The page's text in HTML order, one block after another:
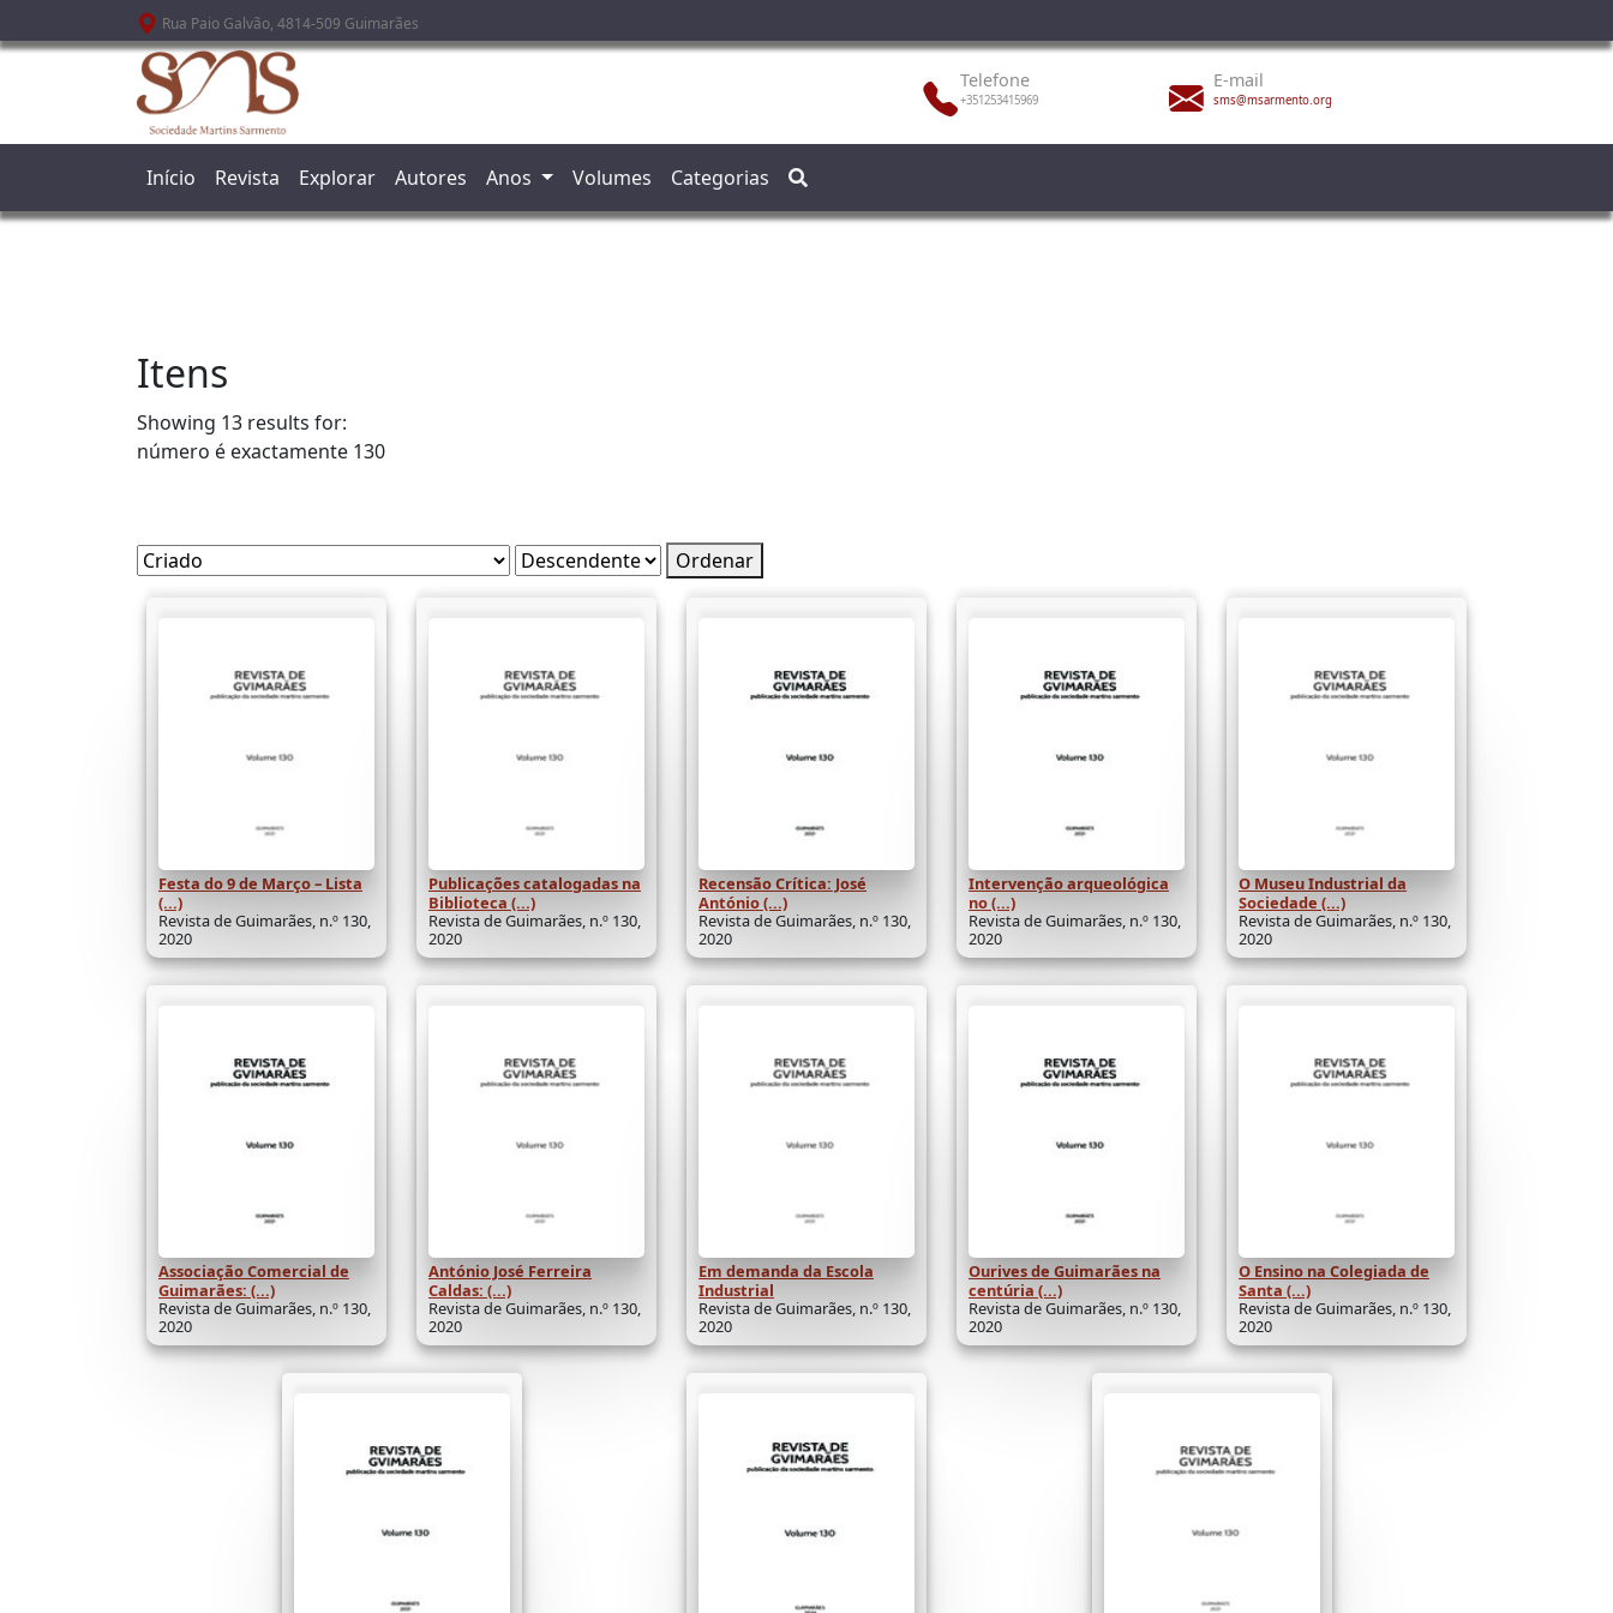
Passar para o conteúdo principal
Rua Paio Galvão, 4814-509 Guimarães
Telefone
+351253415969
E-mail
sms@msarmento.org
Início Revista Explorar Autores Anos Volumes Categorias
Itens
Showing 13 results for:
número é exactamente 130
Ordenar
Festa do 9 de Março – Lista
(...)
Revista de Guimarães, n.º 130,
2020
Publicações catalogadas na
Biblioteca (...)
Revista de Guimarães, n.º 130,
2020
Recensão Crítica: José
António (...)
Revista de Guimarães, n.º 130,
2020
Intervenção arqueológica
no (...)
Revista de Guimarães, n.º 130,
2020
O Museu Industrial da
Sociedade (...)
Revista de Guimarães, n.º 130,
2020
Associação Comercial de
Guimarães: (...)
Revista de Guimarães, n.º 130,
2020
António José Ferreira
Caldas: (...)
Revista de Guimarães, n.º 130,
2020
Em demanda da Escola
Industrial
Revista de Guimarães, n.º 130,
2020
Ourives de Guimarães na
centúria (...)
Revista de Guimarães, n.º 130,
2020
O Ensino na Colegiada de
Santa (...)
Revista de Guimarães, n.º 130,
2020